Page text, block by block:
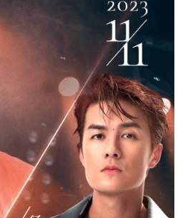
香港殿堂级填词人黎彼得去世 曾参演
《鹿鼎记》等作品